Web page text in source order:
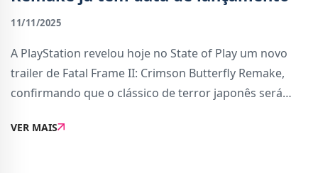
11/11/2025
A PlayStation revelou hoje no State of Play um novo
trailer de Fatal Frame II: Crimson Butterfly Remake,
confirmando que o clássico de terror japonês será
jogo é uma reinterpretação completa
VER MAIS